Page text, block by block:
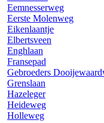
Eemnesserweg
Eerste Molenweg
Eikenlaantje
Elbertsveen
Enghlaan
Fransepad
Gebroeders
Grenslaan
Hazeleger
Heideweg
Holleweg